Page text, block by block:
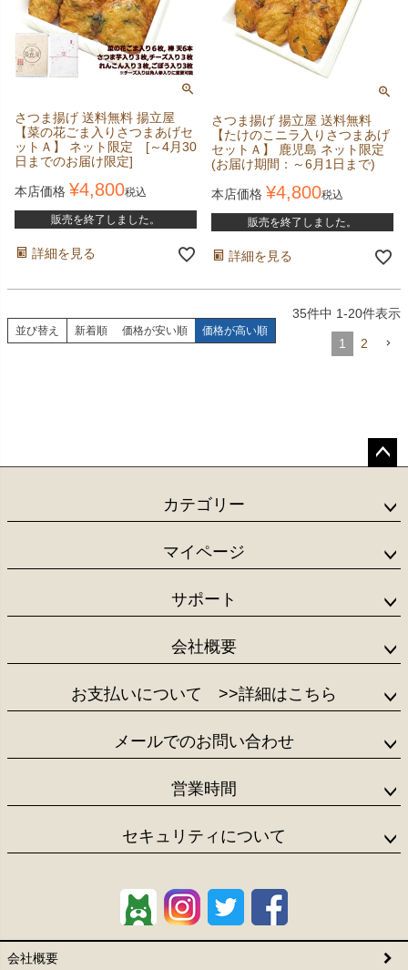
さつま揚げ 送料無料 揚立屋
【菜の花ごま入りさつまあげセ
ットＡ】 ネット限定 [～4月30
日までのお届け限定]
本店価格 ¥4,800税込
販売を終了しました。
詳細を見る
さつま揚げ 揚立屋 送料無料
【たけのこニラ入りさつまあげ
セットＡ】 鹿児島 ネット限定
(お届け期間：～6月1日まで)
本店価格 ¥4,800税込
販売を終了しました。
詳細を見る
並び替え 新着順 価格が安い順 価格が高い順
35件中 1-20件表示
1 2
ップ
カテゴリー
マイページ
サポート
会社概要
お支払いについて >>詳細はこちら
メールでのお問い合わせ
営業時間
セキュリティについて
会社概要